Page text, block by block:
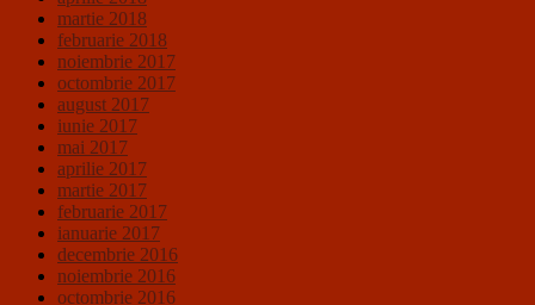
martie 2018
februarie 2018
noiembrie 2017
octombrie 2017
august 2017
iunie 2017
mai 2017
aprilie 2017
martie 2017
februarie 2017
ianuarie 2017
decembrie 2016
noiembrie 2016
octombrie 2016